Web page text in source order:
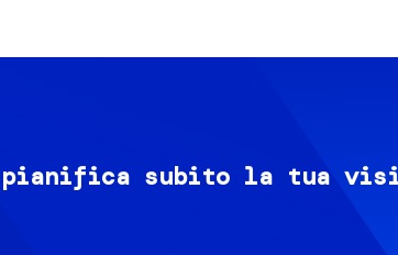
subito la tua